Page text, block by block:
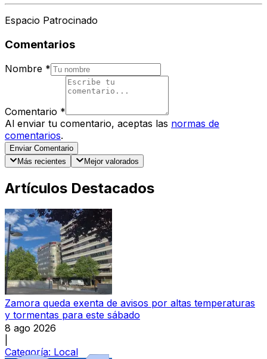
Espacio Patrocinado
Comentarios
Nombre *
Comentario *
Al enviar tu comentario, aceptas las normas de
comentarios.
Enviar Comentario
Más recientes
Mejor valorados
Artículos Destacados
Zamora queda exenta de avisos por altas temperaturas
y tormentas para este sábado
8 ago 2026
Categoría: Local